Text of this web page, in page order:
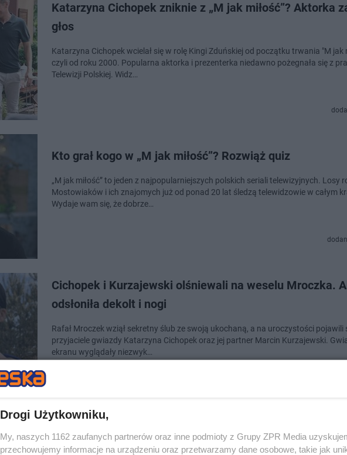
Katarzyna Cichopek zniknie z „M jak miłość”? Aktorka
głos
Katarzyna Cichopek wcielał się w rolę Kingi Zduńskiej od początku trwania "M jak
czyli od roku 2000. Popularna aktorka i prezenterka niedawno pożegnała się z
Telewizji Polskiej. Widz…
Kto grał kogo w „M jak miłość”? Rozwiąż quiz
„M jak miłość” to jeden z najpopularniejszych polskich seriali telewizyjnych. Losy
Mostowiaków i ich znajomych już od ponad 20 lat śledzą telewidzowie w całym
Wydaje wam się, że dobrze…
Cichopek i Kurzajewski olśniewali na weselu Mroczka.
odsłoniła dekolt i nogi
Rafał Mroczek wziął sekretny ślub ze swoją ukochaną, a na uroczystości pojawili
przyjaciele gwiazdy Katarzyna Cichopek oraz jej partner Marcin Kurzajewski.
ekranu wyglądały niezwyk…
Katarzyna Cichopek podzieliła się szczerym wyznaniem.
jestem wykończona"
Drogi Użytkowniku,
My, naszych 1162 zaufanych partnerów oraz inne podmioty z Grupy ZPR Media
przechowujemy informacje na urządzeniu oraz przetwarzamy dane osobowe, takie jak